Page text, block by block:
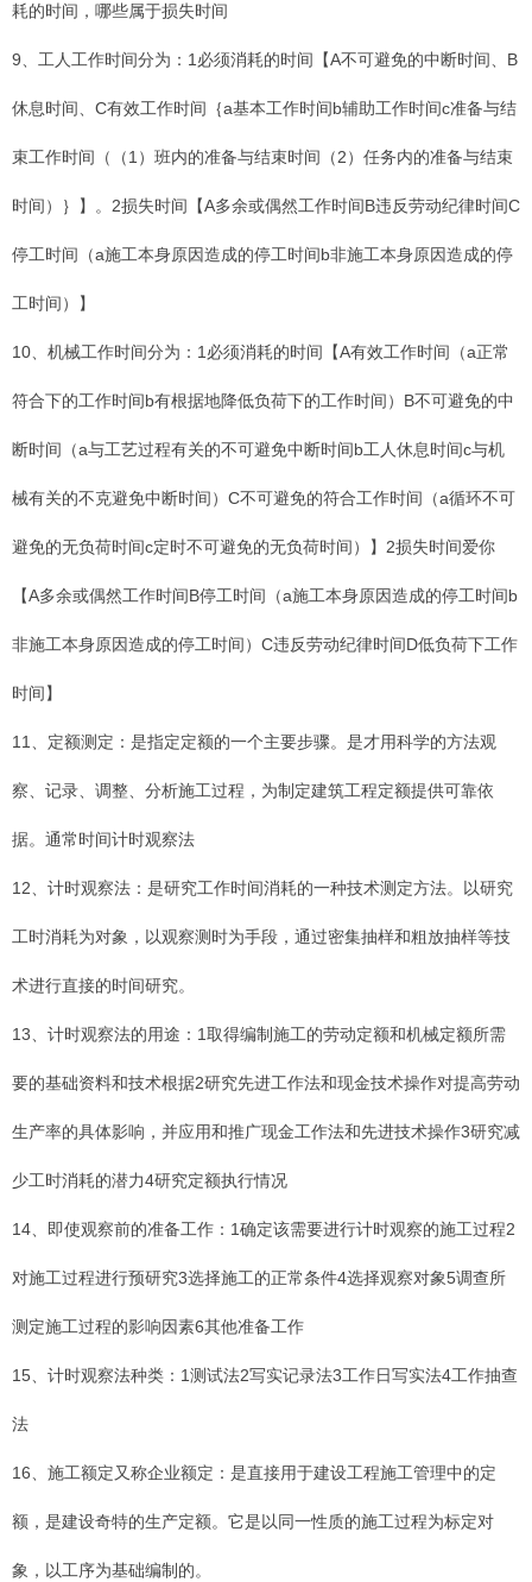
耗的时间，哪些属于损失时间
9、工人工作时间分为：1必须消耗的时间【A不可避免的中断时间、B
休息时间、C有效工作时间｛a基本工作时间b辅助工作时间c准备与结
束工作时间（（1）班内的准备与结束时间（2）任务内的准备与结束
时间）｝】。2损失时间【A多余或偶然工作时间B违反劳动纪律时间C
停工时间（a施工本身原因造成的停工时间b非施工本身原因造成的停
工时间）】
10、机械工作时间分为：1必须消耗的时间【A有效工作时间（a正常
符合下的工作时间b有根据地降低负荷下的工作时间）B不可避免的中
断时间（a与工艺过程有关的不可避免中断时间b工人休息时间c与机
械有关的不克避免中断时间）C不可避免的符合工作时间（a循环不可
避免的无负荷时间c定时不可避免的无负荷时间）】2损失时间爱你
【A多余或偶然工作时间B停工时间（a施工本身原因造成的停工时间b
非施工本身原因造成的停工时间）C违反劳动纪律时间D低负荷下工作
时间】
11、定额测定：是指定定额的一个主要步骤。是才用科学的方法观
察、记录、调整、分析施工过程，为制定建筑工程定额提供可靠依
据。通常时间计时观察法
12、计时观察法：是研究工作时间消耗的一种技术测定方法。以研究
工时消耗为对象，以观察测时为手段，通过密集抽样和粗放抽样等技
术进行直接的时间研究。
13、计时观察法的用途：1取得编制施工的劳动定额和机械定额所需
要的基础资料和技术根据2研究先进工作法和现金技术操作对提高劳动
生产率的具体影响，并应用和推广现金工作法和先进技术操作3研究减
少工时消耗的潜力4研究定额执行情况
14、即使观察前的准备工作：1确定该需要进行计时观察的施工过程2
对施工过程进行预研究3选择施工的正常条件4选择观察对象5调查所
测定施工过程的影响因素6其他准备工作
15、计时观察法种类：1测试法2写实记录法3工作日写实法4工作抽查
法
16、施工额定又称企业额定：是直接用于建设工程施工管理中的定
额，是建设奇特的生产定额。它是以同一性质的施工过程为标定对
象，以工序为基础编制的。